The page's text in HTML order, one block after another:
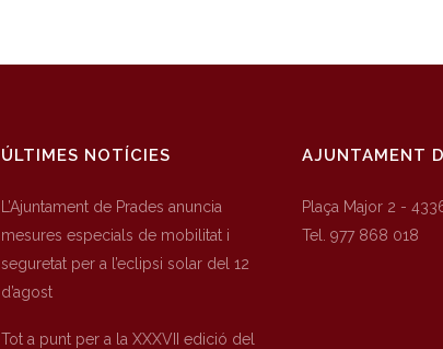
ÚLTIMES NOTÍCIES
L’Ajuntament de Prades anuncia
mesures especials de mobilitat i
seguretat per a l’eclipsi solar del 12
d’agost
Tot a punt per a la XXXVII edició del
AJUNTAMENT
Plaça Major 2 -
Tel. 977 868 018